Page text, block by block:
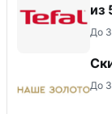
из
До
До